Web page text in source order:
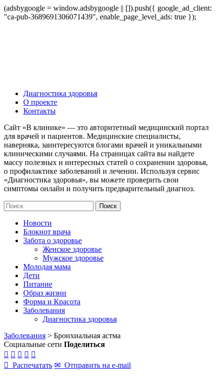
(adsbygoogle = window.adsbygoogle || []).push({ google_ad_client:
"ca-pub-3689691306071439", enable_page_level_ads: true });
Диагностика здоровья
О проекте
Контакты
Сайт «В клинике» — это авторитетный медицинский портал
для врачей и пациентов. Медицинские специалисты,
наверняка, заинтересуются блогами врачей и уникальными
клиническими случаями. На страницах сайта вы найдете
массу полезных и интересных статей о сохранении здоровья,
о профилактике заболеваний и лечении. Используя сервис
«Диагностика здоровья», вы можете проверить свои
симптомы онлайн и получить предварительный диагноз.
Новости
Блокнот врача
Забота о здоровье
Женское здоровье
Мужское здоровье
Молодая мама
Дети
Питание
Образ жизни
Форма и Красота
Заболевания
Диагностика здоровья
Заболевания > Бронхиальная астма
Социальные сети Поделиться
    
 Распечатать ✉ Отправить на e-mail